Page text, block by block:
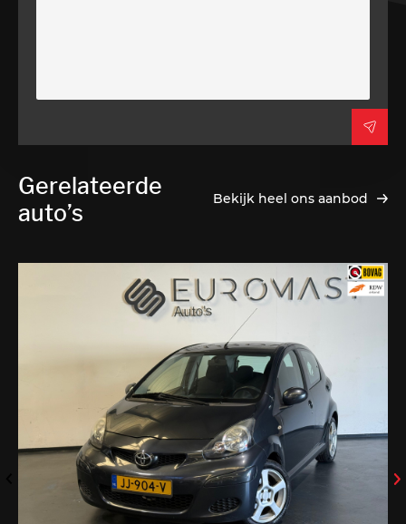
Gerelateerde
auto’s
Bekijk heel ons aanbod